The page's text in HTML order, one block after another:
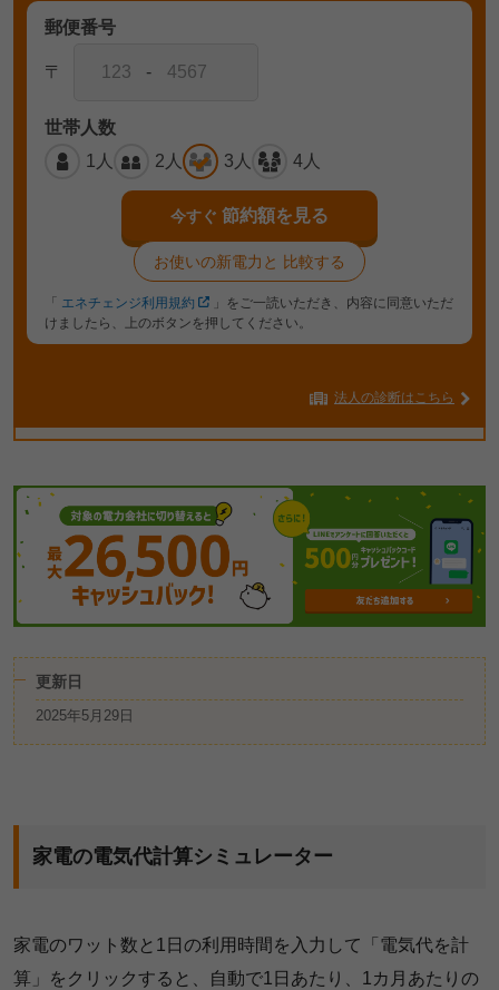
郵便番号
〒 -
世帯人数
1人
2人 3人 4人
今すぐ 節約額を見る
お使いの新電力と 比較する
「 エネチェンジ利用規約
」をご一読いただき、内容に同意いただ
けましたら、上のボタンを押してください。
法人の診断はこちら
更新日
2025年5月29日
家電の電気代計算シミュレーター
家電のワット数と1日の利用時間を入力して「電気代を計
算」をクリックすると、自動で1日あたり、1カ月あたりの